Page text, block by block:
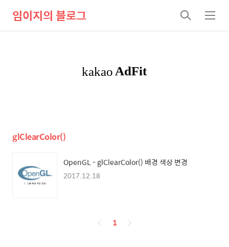
임이지의 블로그
검
색
메
뉴
glClearColor()
OpenGL - glClearColor() 배경 색상 변경
2017.12.18
페
1